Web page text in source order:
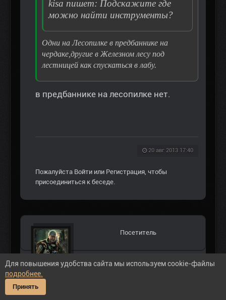
kisa пишет: Подскажите где
можно найти инструменты?
Одни на Лесопилке в предбаннике на
чердаке,другие в Железном лесу под
лестницей как спускаться в лабу.
в предбаннике на лесопилке нет.
20 авг 2013 17:40
Пожалуйста Войти или Регистрация, чтобы
присоединиться к беседе.
Посетитель
Прошу помочь решить проблему вот
Для повышения удобства сайта мы используем cookie-файлы
подробнее.
Принять